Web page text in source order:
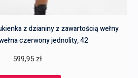
z dzianiny z zawartością wełny
czerwony jednolity, 42
599,95 zł